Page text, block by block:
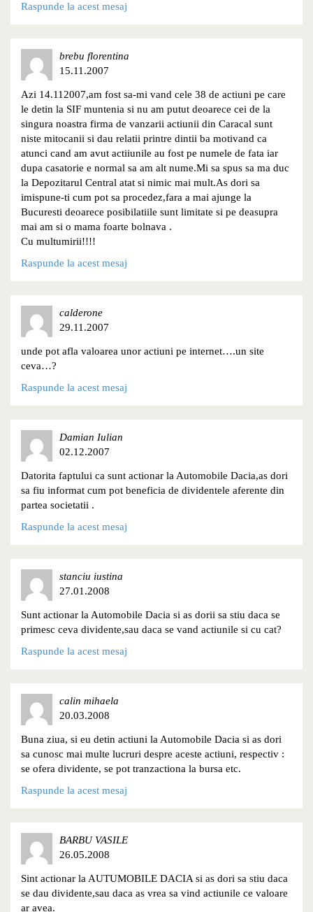
Raspunde la acest mesaj
brebu florentina
15.11.2007
Azi 14.112007,am fost sa-mi vand cele 38 de actiuni pe care
le detin la SIF muntenia si nu am putut deoarece cei de la
singura noastra firma de vanzarii actiunii din Caracal sunt
niste mitocanii si dau relatii printre dintii ba motivand ca
atunci cand am avut actiiunile au fost pe numele de fata iar
dupa casatorie e normal sa am alt nume.Mi sa spus sa ma duc
la Depozitarul Central atat si nimic mai mult.As dori sa
imispune-ti cum pot sa procedez,fara a mai ajunge la
Bucuresti deoarece posibilatiile sunt limitate si pe deasupra
mai am si o mama foarte bolnava .
Cu multumirii!!!!
Raspunde la acest mesaj
calderone
29.11.2007
unde pot afla valoarea unor actiuni pe internet….un site
ceva…?
Raspunde la acest mesaj
Damian Iulian
02.12.2007
Datorita faptului ca sunt actionar la Automobile Dacia,as dori
sa fiu informat cum pot beneficia de dividentele aferente din
partea societatii .
Raspunde la acest mesaj
stanciu iustina
27.01.2008
Sunt actionar la Automobile Dacia si as dorii sa stiu daca se
primesc ceva dividente,sau daca se vand actiunile si cu cat?
Raspunde la acest mesaj
calin mihaela
20.03.2008
Buna ziua, si eu detin actiuni la Automobile Dacia si as dori
sa cunosc mai multe lucruri despre aceste actiuni, respectiv :
se ofera dividente, se pot tranzactiona la bursa etc.
Raspunde la acest mesaj
BARBU VASILE
26.05.2008
Sint actionar la AUTUMOBILE DACIA si as dori sa stiu daca
se dau dividente,sau daca as vrea sa vind actiunile ce valoare
ar avea.